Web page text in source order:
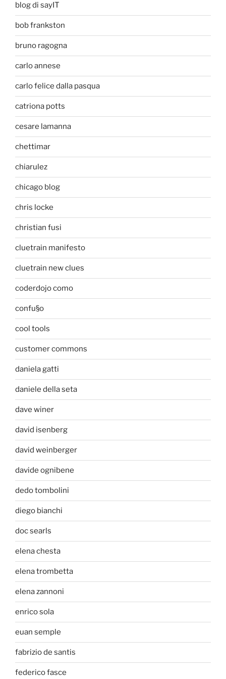
blog di sayIT
bob frankston
bruno ragogna
carlo annese
carlo felice dalla pasqua
catriona potts
cesare lamanna
chettimar
chiarulez
chicago blog
chris locke
christian fusi
cluetrain manifesto
cluetrain new clues
coderdojo como
confu§o
cool tools
customer commons
daniela gatti
daniele della seta
dave winer
david isenberg
david weinberger
davide ognibene
dedo tombolini
diego bianchi
doc searls
elena chesta
elena trombetta
elena zannoni
enrico sola
euan semple
fabrizio de santis
federico fasce